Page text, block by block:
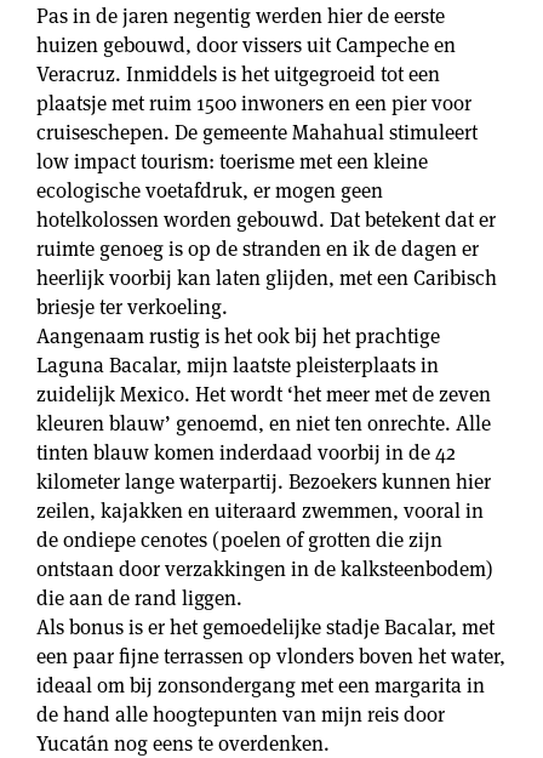
Pas in de jaren negentig werden hier de eerste
huizen gebouwd, door vissers uit Campeche en
Veracruz. Inmiddels is het uitgegroeid tot een
plaatsje met ruim 1500 inwoners en een pier voor
cruiseschepen. De gemeente Mahahual stimuleert
low impact tourism: toerisme met een kleine
ecologische voetafdruk, er mogen geen
hotelkolossen worden gebouwd. Dat betekent dat er
ruimte genoeg is op de stranden en ik de dagen er
heerlijk voorbij kan laten glijden, met een Caribisch
briesje ter verkoeling.
Aangenaam rustig is het ook bij het prachtige
Laguna Bacalar, mijn laatste pleisterplaats in
zuidelijk Mexico. Het wordt ‘het meer met de zeven
kleuren blauw’ genoemd, en niet ten onrechte. Alle
tinten blauw komen inderdaad voorbij in de 42
kilometer lange waterpartij. Bezoekers kunnen hier
zeilen, kajakken en uiteraard zwemmen, vooral in
de ondiepe cenotes (poelen of grotten die zijn
ontstaan door verzakkingen in de kalksteenbodem)
die aan de rand liggen.
Als bonus is er het gemoedelijke stadje Bacalar, met
een paar fijne terrassen op vlonders boven het water,
ideaal om bij zonsondergang met een margarita in
de hand alle hoogtepunten van mijn reis door
Yucatán nog eens te overdenken.